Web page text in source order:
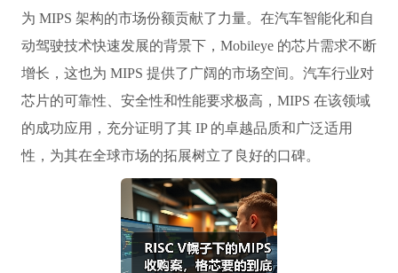
为 MIPS 架构的市场份额贡献了力量。在汽车智能化和自
动驾驶技术快速发展的背景下，Mobileye 的芯片需求不断
增长，这也为 MIPS 提供了广阔的市场空间。汽车行业对
芯片的可靠性、安全性和性能要求极高，MIPS 在该领域
的成功应用，充分证明了其 IP 的卓越品质和广泛适用
性，为其在全球市场的拓展树立了良好的口碑。